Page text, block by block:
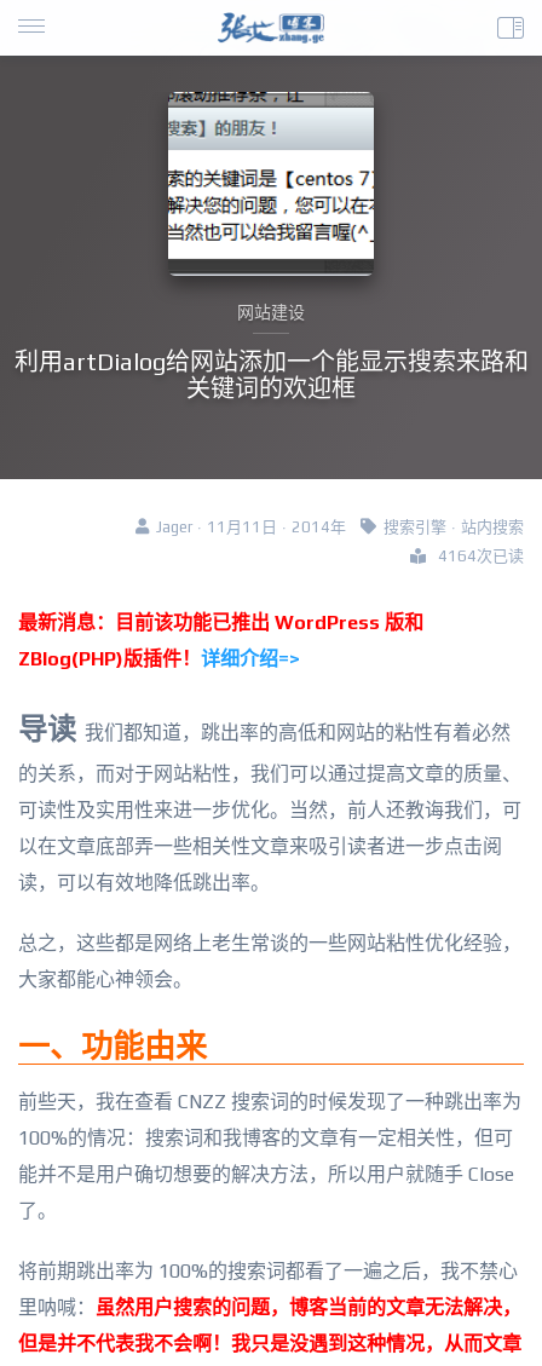
网站建设
利用artDialog给网站添加一个能显示搜索来路和
关键词的欢迎框
Jager · 11月11日 · 2014年 搜索引擎 · 站内搜索
4164次已读
最新消息：目前该功能已推出 WordPress 版和
ZBlog(PHP)版插件！ 详细介绍=>
导读 我们都知道，跳出率的高低和网站的粘性有着必然
的关系，而对于网站粘性，我们可以通过提高文章的质量、
可读性及实用性来进一步优化。当然，前人还教诲我们，可
以在文章底部弄一些相关性文章来吸引读者进一步点击阅
读，可以有效地降低跳出率。
总之，这些都是网络上老生常谈的一些网站粘性优化经验，
大家都能心神领会。
一、功能由来
前些天，我在查看 CNZZ 搜索词的时候发现了一种跳出率为
100%的情况：搜索词和我博客的文章有一定相关性，但可
能并不是用户确切想要的解决方法，所以用户就随手 Close
了。
将前期跳出率为 100%的搜索词都看了一遍之后，我不禁心
里呐喊：
虽然用户搜索的问题，博客当前的文章无法解决，
但是并不代表我不会啊！我只是没遇到这种情况，从而文章